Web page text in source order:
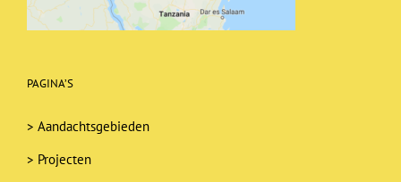
PAGINA’S
> Aandachtsgebieden
> Projecten